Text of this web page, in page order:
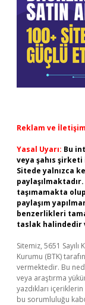
Reklam ve
Yasal Uyarı: Bu
veya şahıs
Sitede yalnızca
taşımamakta
paylaşım
benzerlikleri
taslak halindedir
Sitemiz, 5651
Kurumu (BTK)
vermektedir. Bu
veya araştırma
yazdıkları
bu sorumluluğu